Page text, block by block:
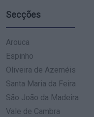
Secções
Arouca
Espinho
Oliveira de Azeméis
Santa Maria da Feira
São João da Madeira
Vale de Cambra